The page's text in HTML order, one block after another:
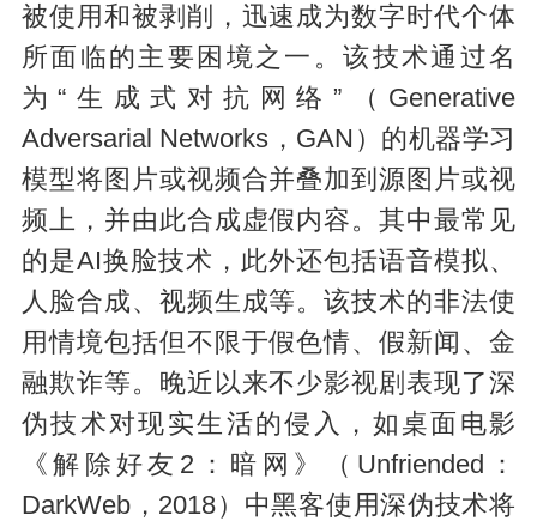
被使用和被剥削，迅速成为数字时代个体
所面临的主要困境之一。该技术通过名
为“生成式对抗网络”（Generative
Adversarial Networks，GAN）的机器学习
模型将图片或视频合并叠加到源图片或视
频上，并由此合成虚假内容。其中最常见
的是AI换脸技术，此外还包括语音模拟、
人脸合成、视频生成等。该技术的非法使
用情境包括但不限于假色情、假新闻、金
融欺诈等。晚近以来不少影视剧表现了深
伪技术对现实生活的侵入，如桌面电影
《解除好友2：暗网》（Unfriended：
DarkWeb，2018）中黑客使用深伪技术将